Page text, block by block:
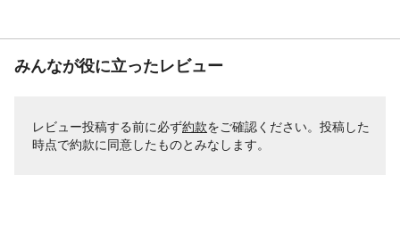
みんなが役に立ったレビュー
レビュー投稿する前に必ず約款をご確認ください。投稿した
時点で約款に同意したものとみなします。